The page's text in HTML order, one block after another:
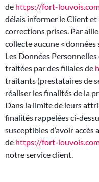
de https://fort-
délais informer le Client
corrections prises. Par
collecte aucune « données
Les Données
traitées par des filiales de
traitants (prestataires de
réaliser les finalités de la
Dans la limite de leurs
finalités rappelées ci-
susceptibles d’avoir
de https://fort-
notre service client.